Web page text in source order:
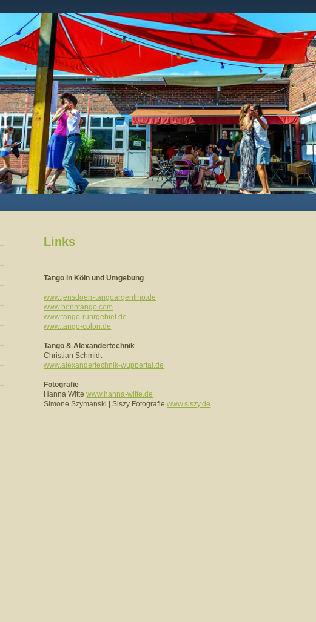
Links
Tango in Köln und Umgebung
www.jensdoerr-tangoargentino.de
www.bonntango.com
www.tango-ruhrgebiet.de
www.tango-colon.de
Tango & Alexandertechnik
Christian Schmidt
www.alexandertechnik-wuppertal.de
Fotografie
Hanna Wittewww.hanna-witte.de
Simone Szymanski | Siszy Fotografiewww.siszy.de